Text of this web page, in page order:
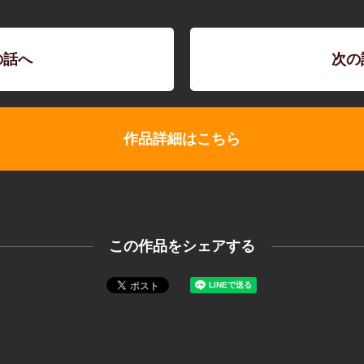
話へ 次
作品詳細はこちら
この作品をシェアする